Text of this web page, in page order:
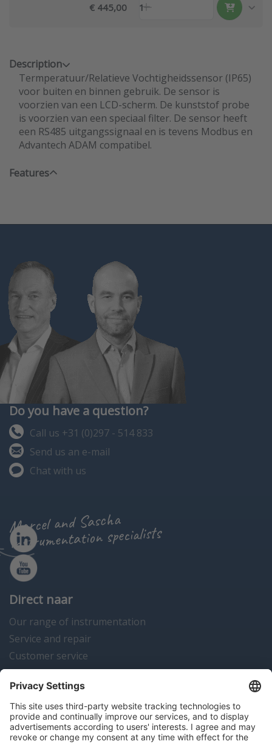
€ 445,00 1
Description
Termperatuur/Relatieve Vochtigheidssensor (IP65)
voor buiten en binnen gebruik. De sensor is
voorzien van een LCD-scherm. De kunststof probe
is voorzien van een speciaal filter. De sensor heeft
een RS485 uitgangssignaal en is tevens Modbus en
Advantech ADAM compatibel.
Features
Do you have a question?
Call us +31 (0)297 - 514 833
Send us an e-mail
Chat with us
Marcel and Sascha
instrumentation specialists
Direct naar
Our range of instrumentation
Service and repair
Customer service
Instrumentation news
Contact us
Algemene voorwaarden Disclaimer Colofon